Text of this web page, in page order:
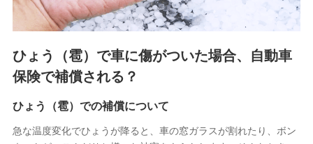
各種セミナーの案内、開催のため
上記に係る連絡・手続き・管理等付帯業務を行うため
4.家族・友達紹介にて取得した個人情報
被紹介者への連絡、及び当社と取引のあるもしくは委託を受
けている保険会社・提携会社の保険その他に関する情報を提
供し、金融商品等の契約を勧奨するため
アンケートやキャンペーン等の実施のため
上記に係る連絡・手続き・管理等付帯業務を行うため
ひょう（雹）で車に傷がついた場合、自動車
保険で補償される？
ひょう（雹）での補償について
急な温度変化でひょうが降ると、車の窓ガラスが割れたり、ボン